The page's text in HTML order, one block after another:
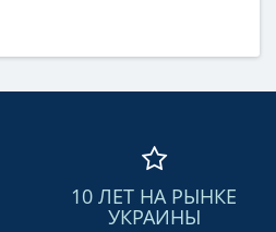
10 ЛЕТ НА РЫНКЕ
УКРАИНЫ